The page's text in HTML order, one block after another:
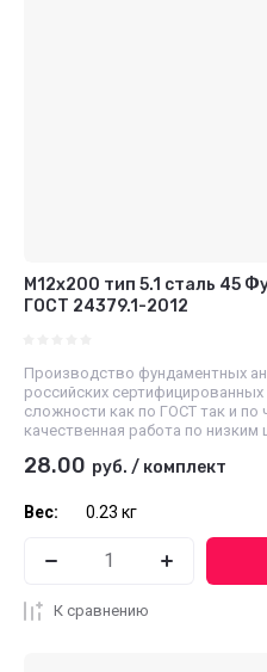
М12x200 тип 5.1 сталь 45
ГОСТ 24379.1-2012
Производство фундаментных
российских
сложности как по ГОСТ так и по
качественная работа по низким
28.00 руб. / комплект
Вес: 0.23 кг
К сравнению